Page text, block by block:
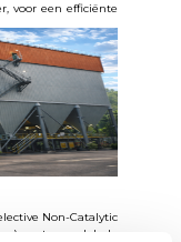
voor een efficiënte
Non-Catalytic
, met een globale